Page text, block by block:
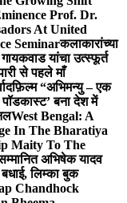
Prof. Dr.
At United
Seminarकलाकारांच्या
गायकवाड यांचा उत्स्फूर्त
से पहले माँ
फ़िल्म “अभिमन्यु – एक
पॉडकास्ट’ बना देश में
West Bengal: A
In The Bharatiya
Maity To The
अभिषेक यादव
लिम्का बुक
Chandhock